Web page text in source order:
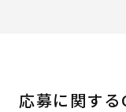
応募に関す